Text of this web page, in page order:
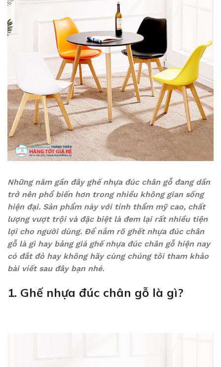
Những năm gần đây ghế nhựa đúc chân gỗ đang dần
trở nên phổ biến hơn trong nhiều không gian sống
hiện đại. Sản phẩm này với tính thẩm mỹ cao, chất
lượng vượt trội và đặc biệt là đem lại rất nhiều tiện
lợi cho người dùng. Để nắm rõ ghết nhựa đúc chân
gỗ là gì hay bảng giá ghế nhựa đúc chân gỗ hiện nay
có đắt đỏ hay không hãy cùng chúng tôi tham khảo
bài viết sau đây bạn nhé.
1. Ghế nhựa đúc chân gỗ là gì?